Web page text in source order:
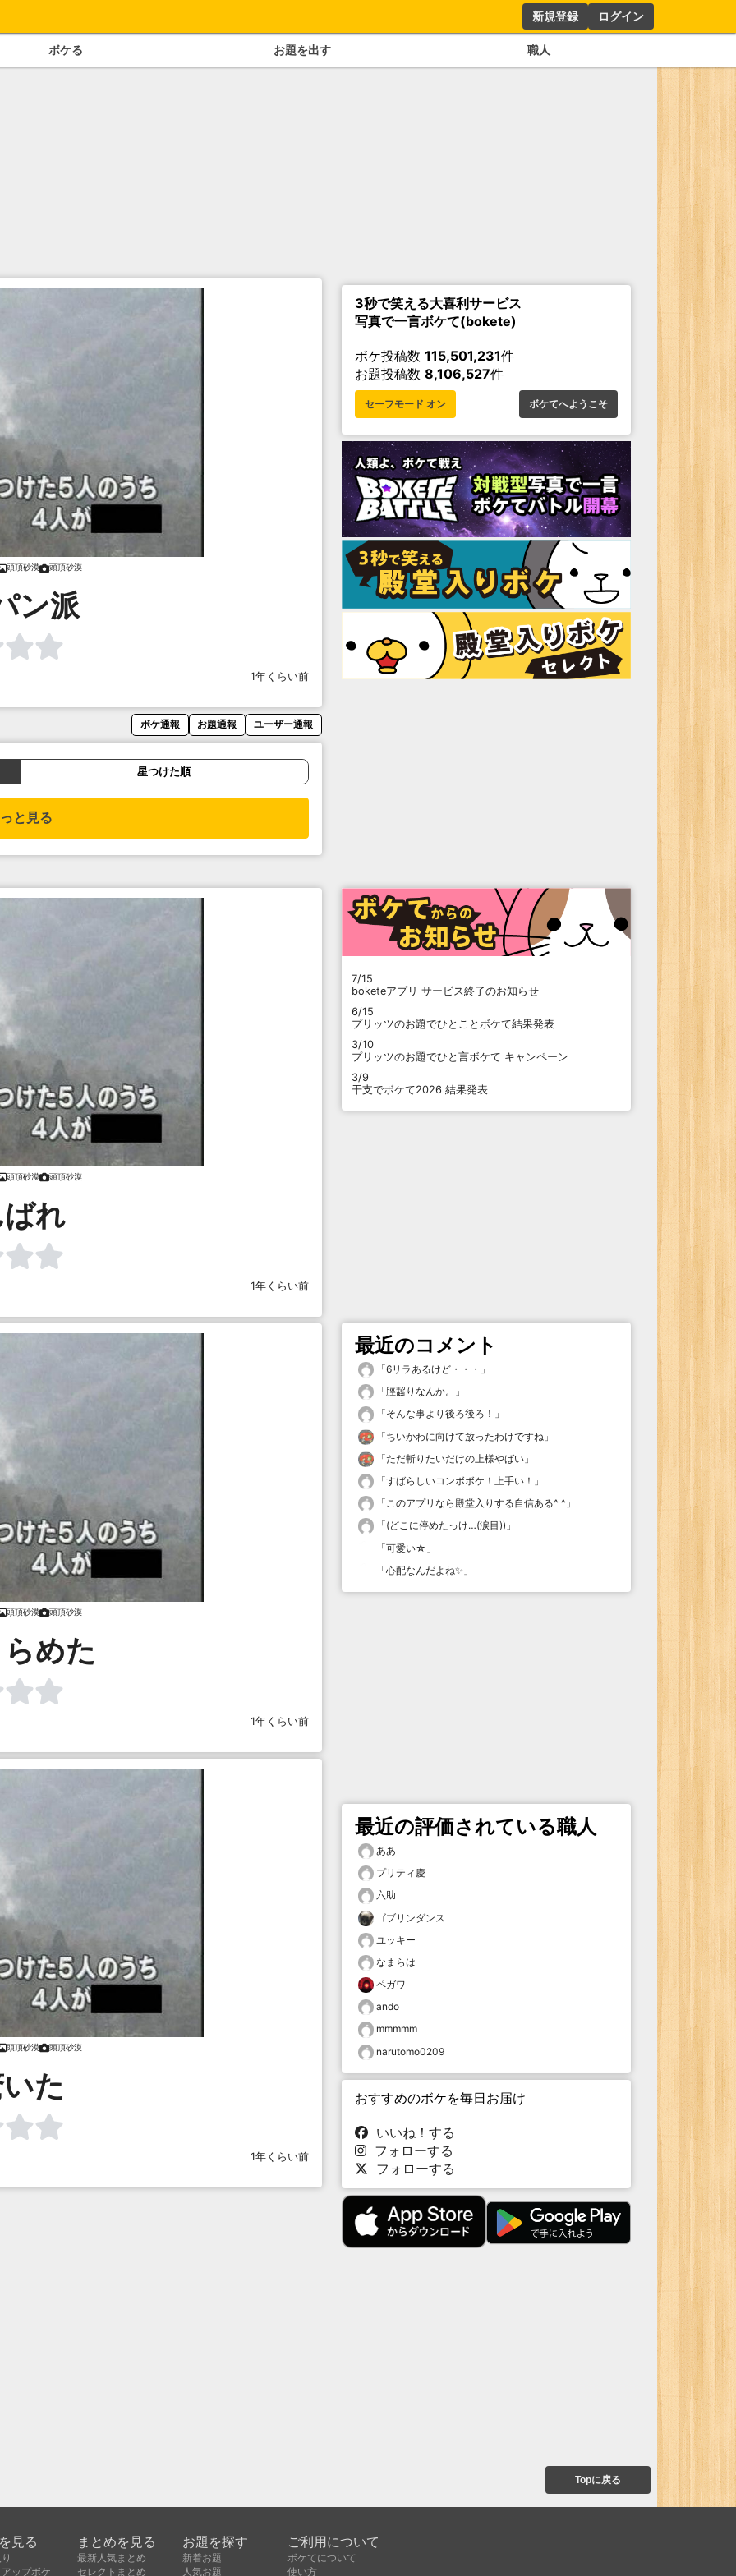
新規登録 ログイン
ボケる お題を出す 職人
頭頂砂漠 頭頂砂漠
ン派
1年くらい前
ボケ通報 お題通報 ユーザー通報
星つけた順
と見る
頭頂砂漠 頭頂砂漠
れ
1年くらい前
頭頂砂漠 頭頂砂漠
めた
1年くらい前
頭頂砂漠 頭頂砂漠
た
1年くらい前
3秒で笑える大喜利サービス
写真で一言ボケて(bokete)
ボケ投稿数 115,501,231件
お題投稿数 8,106,527件
セーフモード オン ボケてへようこそ
7/15
boketeアプリ サービス終了のお知らせ
6/15
プリッツのお題でひとことボケて結果発表
3/10
プリッツのお題でひと言ボケて キャンペーン
3/9
干支でボケて2026 結果発表
最近のコメント
「6リラあるけど・・・ 」
「脛齧りなんか。
」
「そんな事より後ろ後ろ！ 」
「ちいかわに向けて放ったわけですね 」
「ただ斬りたいだけの上様やばい 」
「すばらしいコンボボケ！上手い！ 」
「このアプリなら殿堂入りする自信ある^_^ 」
「(どこに停めたっけ…(涙目)) 」
「可愛い☆ 」
「心配なんだよね✨ 」
最近の評価されている職人
ああ
プリティ慶
六助
ゴブリンダンス
ユッキー
なまらは
ペガワ
ando
mmmmm
narutomo0209
おすすめのボケを毎日お届け
いいね！する
フォローする
フォローする
Topに戻る
見る
ップボケ
まとめを見る
最新人気まとめ
セレクトまとめ
お題を探す
新着お題
人気お題
ご利用について
ボケてについて
使い方